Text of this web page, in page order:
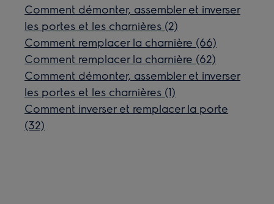
Comment démonter, assembler et inverser
les portes et les charnières (2)
Comment remplacer la charnière (66)
Comment remplacer la charnière (62)
Comment démonter, assembler et inverser
les portes et les charnières (1)
Comment inverser et remplacer la porte
(32)